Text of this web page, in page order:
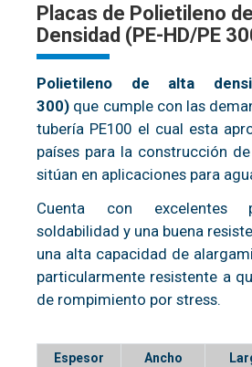
Placas de Polietileno
Densidad (PE-HD/PE
Polietileno de alta
300) que cumple con las
tubería PE100 el cual esta
países para la construcción
sitúan en aplicaciones para
Cuenta con excelentes
soldabilidad y una buena
una alta capacidad de
particularmente resistente a
de rompimiento por stress.
Espesor Ancho